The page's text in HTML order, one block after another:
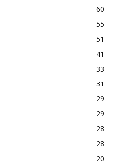
60
55
51
41
33
31
29
29
28
28
20